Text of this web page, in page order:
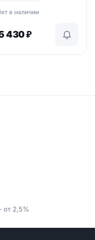
в наличии
430₽
от 2,5%